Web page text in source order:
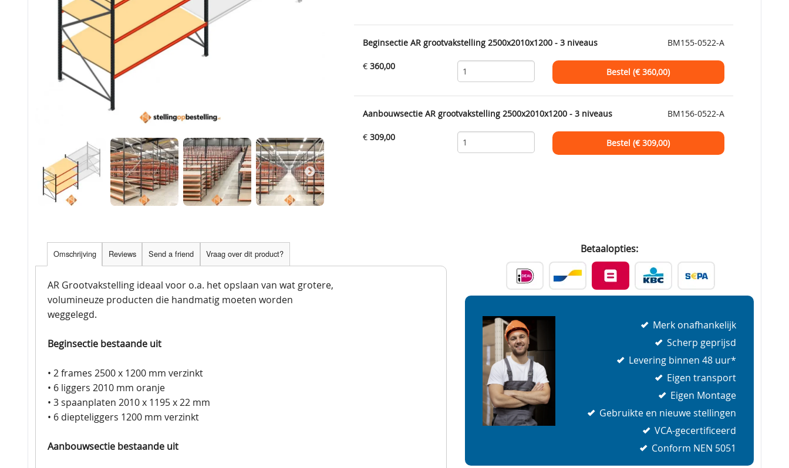
Beginsectie AR grootvakstelling 2500x2010x1200 - 3 niveaus BM155-0522-A
€ 360,00
Bestel (€360,00)
Aanbouwsectie AR grootvakstelling 2500x2010x1200 - 3 niveaus BM156-0522-A
€ 309,00
Bestel (€309,00)
Betaalopties:
Merk onafhankelijk
Scherp geprijsd
Levering binnen 48 uur*
Eigen transport
Eigen Montage
Gebruikte en nieuwe stellingen
VCA-gecertificeerd
Conform NEN 5051
Omschrijving Reviews Send a friend Vraag over dit product?
AR Grootvakstelling ideaal voor o.a. het opslaan van wat grotere,
volumineuze producten die handmatig moeten worden
weggelegd.
Beginsectie bestaande uit
• 2 frames 2500 x 1200 mm verzinkt
• 6 liggers 2010 mm oranje
• 3 spaanplaten 2010 x 1195 x 22 mm
• 6 diepteliggers 1200 mm verzinkt
Aanbouwsectie bestaande uit